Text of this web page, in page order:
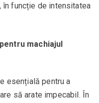
funcție de intensitatea
machiajul
esențială pentru a
să arate impecabil. În